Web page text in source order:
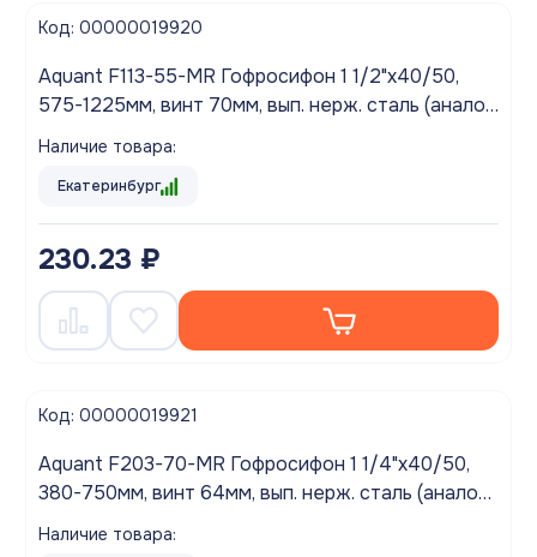
Код: 00000019920
Aquant F113-55-MR Гофросифон 1 1/2"х40/50,
575-1225мм, винт 70мм, вып. нерж. сталь (аналог
АНИ G116)
Наличие товара:
Екатеринбург
230.23 ₽
Код: 00000019921
Aquant F203-70-MR Гофросифон 1 1/4"х40/50,
380-750мм, винт 64мм, вып. нерж. сталь (аналог
АНИ G206)
Наличие товара: